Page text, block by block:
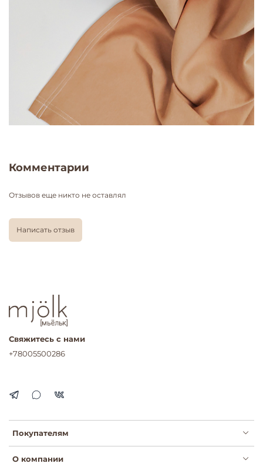
Комментарии
Отзывов еще никто не оставлял
Написать отзыв
Покупателям
О компании
Свяжитесь с нами
+78005500286